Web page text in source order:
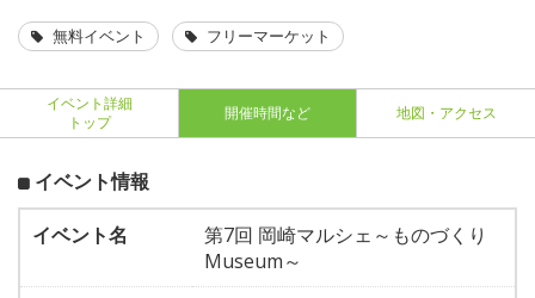
無料イベント フリーマーケット
イベント詳細
トップ
開催時間など 地図・アクセス
イベント情報
イベント名
第7回 岡崎マルシェ～ものづくり
Museum～